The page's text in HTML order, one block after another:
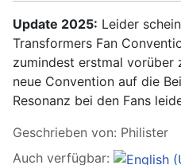
Update 2025: Leider
Transformers Fan
zumindest erstmal vorüber
neue Convention auf die
Resonanz bei den Fans
Geschrieben von: Philister
Auch verfügbar: